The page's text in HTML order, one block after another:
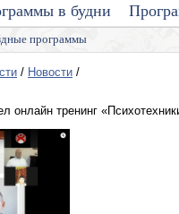
программы
в будни
/ Новости /
онлайн тренинг